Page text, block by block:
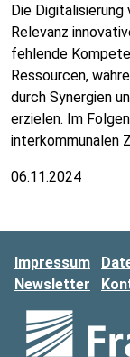
Die
Relevanz
fehlende
Ressourcen,
durch Synergien
erzielen. Im
interkommunalen
06.11.2024
Impressum
Newsletter